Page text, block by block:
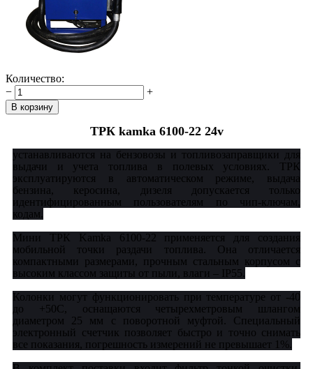
Количество:
−
+
ТРК kamka 6100-22 24v
устанавливаются на бензовозы и топливозаправщики для
выдачи и учета топлива в полевых условиях. ТРК
эксплуатируются в автоматическом режиме, выдача
бензина, керосина, дизеля допускается только
идентифицированным пользователям по чип-ключам,
кодам.
Мини ТРК Kamka 6100-22 применяется для создания
мобильной точки раздачи топлива. Она отличается
компактными размерами, прочным стальным корпусом с
высоким классом защиты от пыли, влаги – IP55.
Колонки могут функционировать при температуре от -40
до +50С, оснащаются четырехметровым шлангом
диаметром 25 мм с поворотной муфтой. Специальный
электронный счетчик позволяет быстро и точно снимать
все показания, погрешность измерений не превышает 1%.